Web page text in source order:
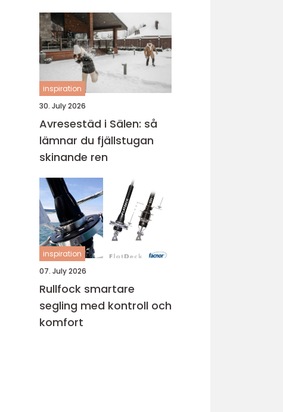
inspiration
30. July 2026
Avresestäd i Sälen: så
lämnar du fjällstugan
skinande ren
inspiration
07. July 2026
Rullfock smartare
segling med kontroll och
komfort